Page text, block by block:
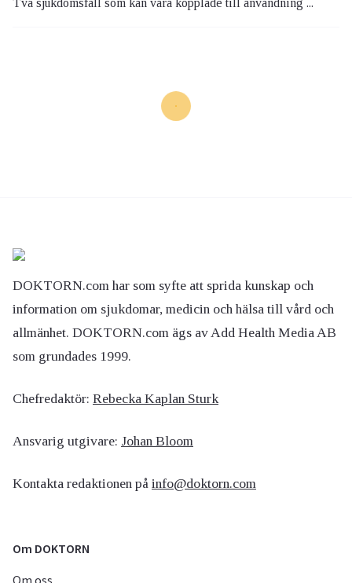
Två sjukdomsfall som kan vara kopplade till användning ...
DOKTORN.com har som syfte att sprida kunskap och
information om sjukdomar, medicin och hälsa till vård och
allmänhet. DOKTORN.com ägs av Add Health Media AB
som grundades 1999.
Chefredaktör: Rebecka Kaplan Sturk
Ansvarig utgivare: Johan Bloom
Kontakta redaktionen på info@doktorn.com
Om DOKTORN
Om oss